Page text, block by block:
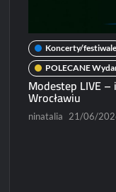
Koncerty/festiwale
POLECANE
Modestep LIVE
Wrocławiu
ninatalia 21/06/